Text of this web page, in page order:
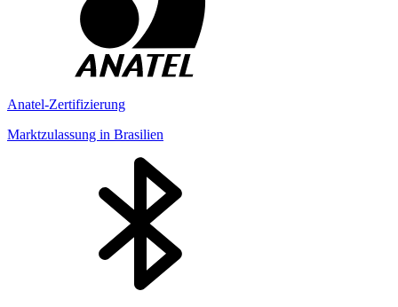
Anatel-Zertifizierung
Marktzulassung in Brasilien